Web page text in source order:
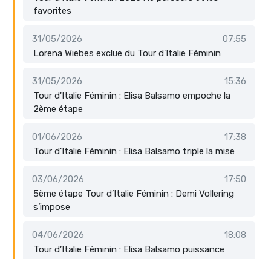
favorites
31/05/2026
07:55
Lorena Wiebes exclue du Tour d'Italie Féminin
31/05/2026
15:36
Tour d'Italie Féminin : Elisa Balsamo empoche la
2ème étape
01/06/2026
17:38
Tour d'Italie Féminin : Elisa Balsamo triple la mise
03/06/2026
17:50
5ème étape Tour d’Italie Féminin : Demi Vollering
s’impose
04/06/2026
18:08
Tour d’Italie Féminin : Elisa Balsamo puissance